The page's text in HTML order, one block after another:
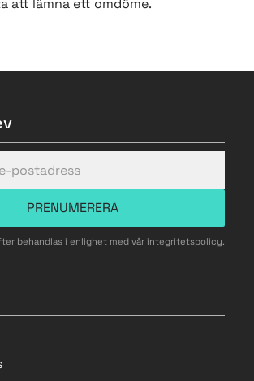
PRENUMERERA
behandlas i enlighet med vår integritetspolicy.